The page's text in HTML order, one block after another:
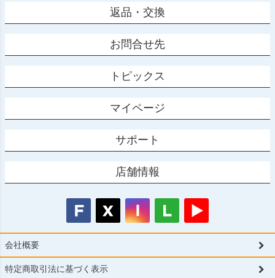
返品・交換
お問合せ先
トピックス
マイページ
サポート
店舗情報
会社概要
特定商取引法に基づく表示